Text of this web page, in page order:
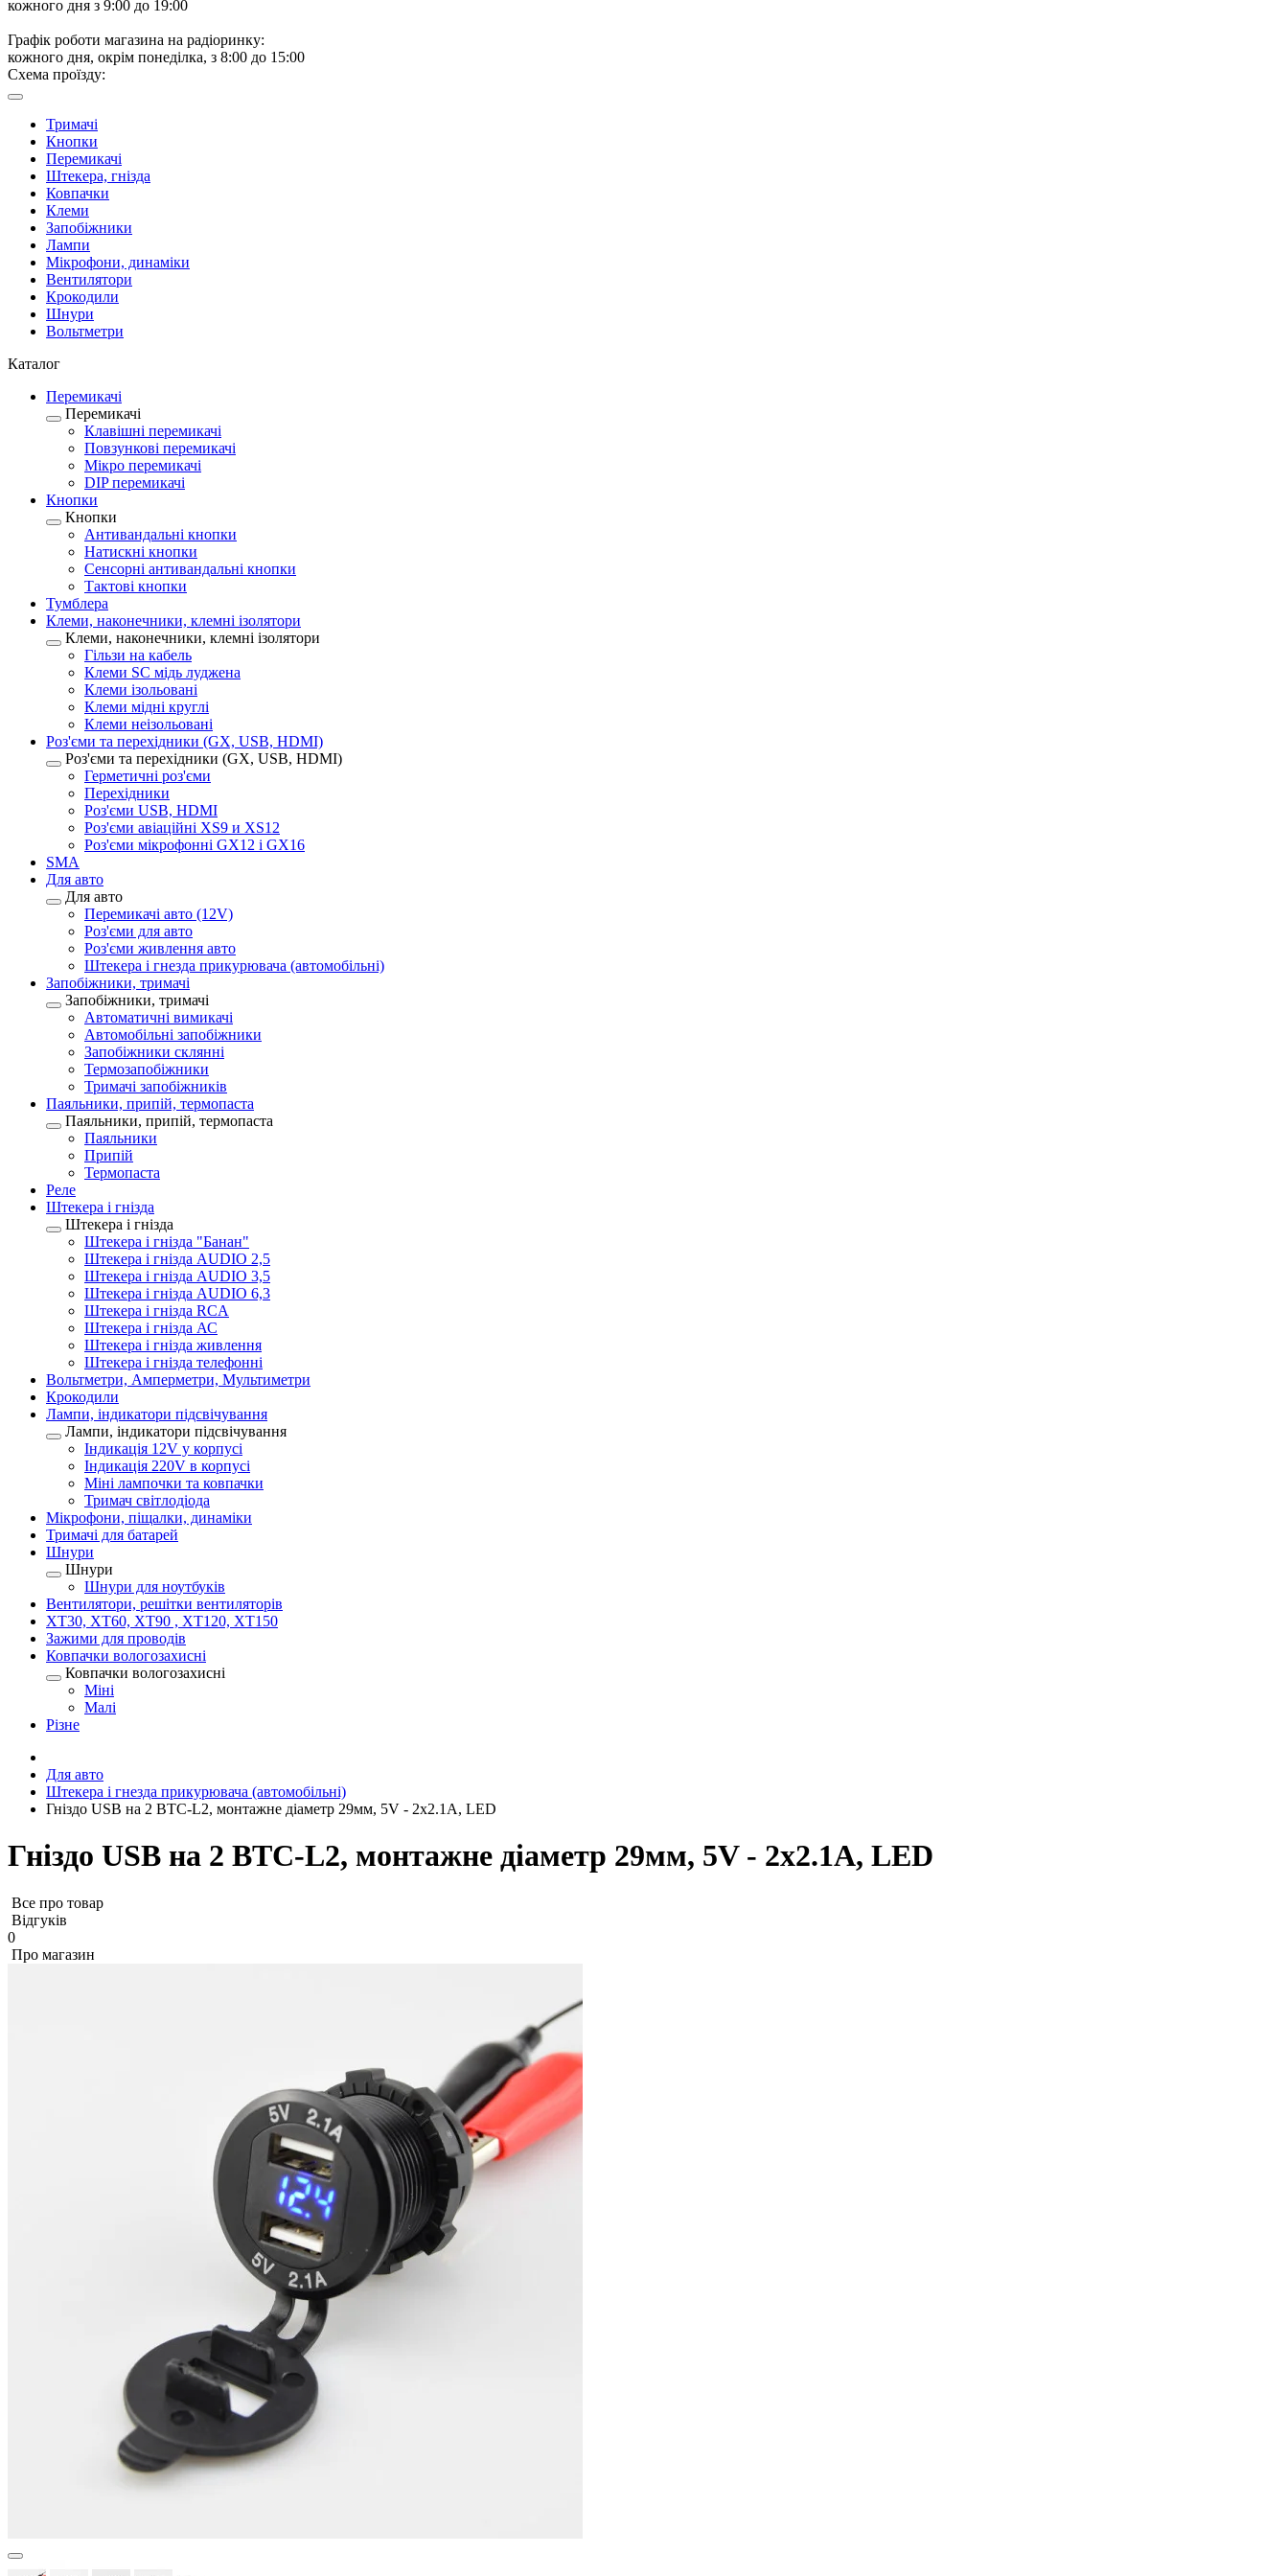
кожного дня з 9:00 до 19:00
Графік роботи магазина на радіоринку:
кожного дня, окрім понеділка, з 8:00 до 15:00
Схема проїзду:
Тримачі
Кнопки
Перемикачі
Штекера, гнізда
Ковпачки
Клеми
Запобіжники
Лампи
Мікрофони, динаміки
Вентилятори
Крокодили
Шнури
Вольтметри
Каталог
Перемикачі
Перемикачі
Клавішні перемикачі
Повзункові перемикачі
Мікро перемикачі
DIP перемикачі
Кнопки
Кнопки
Антивандальні кнопки
Натискні кнопки
Сенсорні антивандальні кнопки
Тактові кнопки
Тумблера
Клеми, наконечники, клемні ізолятори
Клеми, наконечники, клемні ізолятори
Гільзи на кабель
Клеми SC мідь луджена
Клеми ізольовані
Клеми мідні круглі
Клеми неізольовані
Роз'єми та перехідники (GX, USB, HDMI)
Роз'єми та перехідники (GX, USB, HDMI)
Герметичні роз'єми
Перехідники
Роз'єми USB, HDMI
Роз'єми авіаційні XS9 и XS12
Роз'єми мікрофонні GX12 і GX16
SMA
Для авто
Для авто
Перемикачі авто (12V)
Роз'єми для авто
Роз'єми живлення авто
Штекера і гнезда прикурювача (автомобільні)
Запобіжники, тримачі
Запобіжники, тримачі
Автоматичні вимикачі
Автомобільні запобіжники
Запобіжники склянні
Термозапобіжники
Тримачі запобіжників
Паяльники, припій, термопаста
Паяльники, припій, термопаста
Паяльники
Припій
Термопаста
Реле
Штекера і гнізда
Штекера і гнізда
Штекера і гнізда "Банан"
Штекера і гнізда AUDIO 2,5
Штекера і гнізда AUDIO 3,5
Штекера і гнізда AUDIO 6,3
Штекера і гнізда RCA
Штекера і гнізда АС
Штекера і гнізда живлення
Штекера і гнізда телефонні
Вольтметри, Амперметри, Мультиметри
Крокодили
Лампи, індикатори підсвічування
Лампи, індикатори підсвічування
Індикація 12V у корпусі
Індикація 220V в корпусі
Міні лампочки та ковпачки
Тримач світлодіода
Мікрофони, піщалки, динаміки
Тримачі для батарей
Шнури
Шнури
Шнури для ноутбуків
Вентилятори, решітки вентиляторів
XT30, XT60, XT90 , XT120, XT150
Зажими для проводів
Ковпачки вологозахисні
Ковпачки вологозахисні
Міні
Малі
Різне
Для авто
Штекера і гнезда прикурювача (автомобільні)
Гніздо USB на 2 BTC-L2, монтажне діаметр 29мм, 5V - 2x2.1A, LED
Гніздо USB на 2 BTC-L2, монтажне діаметр 29мм, 5V - 2x2.1A, LED
Все про товар
Відгуків
0
Про магазин